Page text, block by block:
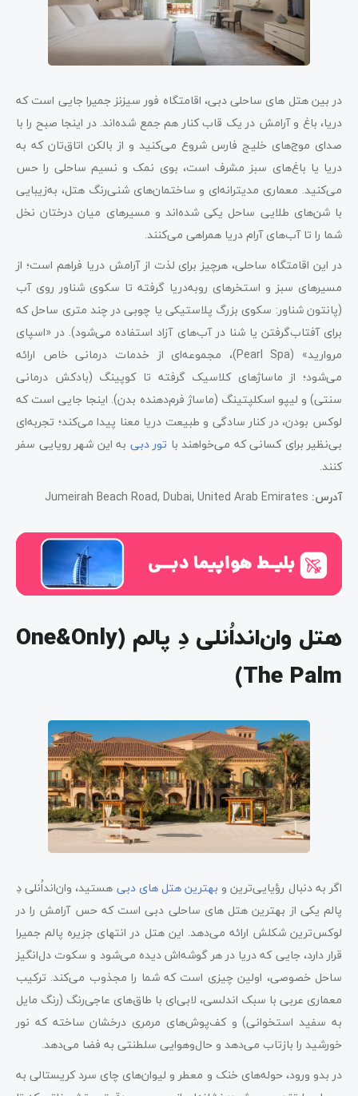
در بین هتل های ساحلی دبی، اقامتگاه فور سیزنز جمیرا جایی است که
دریا، باغ و آرامش در یک قاب کنار هم جمع شده‌اند. در اینجا صبح را با
صدای موج‌های خلیج فارس شروع می‌کنید و از بالکن اتاق‌تان که به
دریا یا باغ‌های سبز مشرف است، بوی نمک و نسیم ساحلی را حس
می‌کنید. معماری مدیترانه‌ای و ساختمان‌های شنی‌رنگ هتل، به‌زیبایی
با شن‌های طلایی ساحل یکی شده‌اند و مسیرهای میان درختان نخل
شما را تا آب‌های آرام دریا همراهی می‌کنند.
در این اقامتگاه ساحلی، هرچیز برای لذت از آرامش دریا فراهم است؛ از
مسیرهای سبز و استخرهای رو‌به‌دریا گرفته تا سکوی شناور روی آب
(پانتون شناور: سکوی بزرگ پلاستیکی یا چوبی در چند متری ساحل که
برای آفتاب‌گرفتن یا شنا در آب‌های آزاد استفاده می‌شود). در «اسپای
مروارید» (Pearl Spa)، مجموعه‌ای از خدمات درمانی خاص ارائه
می‌شود؛ از ماساژهای کلاسیک گرفته تا کوپینگ (بادکش درمانی
سنتی) و لیپو اسکلپتینگ (ماساژ فرم‌دهنده بدن). اینجا جایی است که
لوکس بودن، در کنار سادگی و طبیعت دریا معنا پیدا می‌کند؛ تجربه‌ای
بی‌نظیر برای کسانی که می‌خواهند با تور دبی به این شهر رویایی سفر
کنند.
آدرس:
هتل وان‌اند‌اُ‌نلی دِ پالم (One&Only
The Palm)
اگر به دنبال رؤیایی‌ترین و بهترین هتل های دبی هستید، وان‌اند‌اُ‌نلی دِ
پالم یکی از بهترین هتل های ساحلی دبی است که حس آرامش را در
لوکس‌ترین شکلش ارائه می‌دهد. این هتل در انتهای جزیره پالم جمیرا
قرار دارد، جایی که دریا در هر گوشه‌اش دیده می‌شود و سکوت دل‌انگیز
ساحل خصوصی، اولین چیزی است که شما را مجذوب می‌کند. ترکیب
معماری عربی با سبک اندلسی، لابی‌ای با طاق‌های عاجی‌رنگ (رنگ مایل
به سفید استخوانی) و کف‌پوش‌های مرمری درخشان ساخته که نور
خورشید را بازتاب می‌دهد و حال‌و‌هوایی سلطنتی به فضا می‌دهد.
در بدو ورود، حوله‌های خنک و معطر و لیوان‌های چای سرد کریستالی به